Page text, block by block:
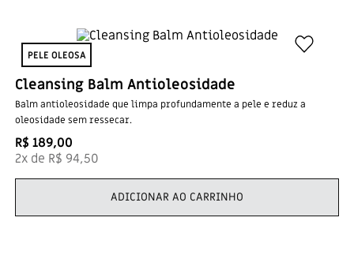
PELE OLEOSA​
Cleansing Balm Antioleosidade
Balm antioleosidade que limpa profundamente a pele e reduz a
oleosidade sem ressecar.
R$ 189,00
2x de R$ 94,50
ADICIONAR AO CARRINHO